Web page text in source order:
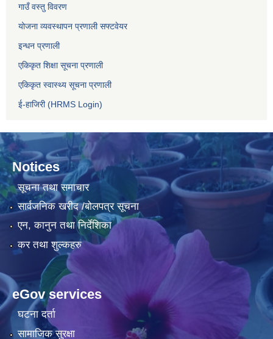
गाउँ वस्तु विवरण
योजना व्यवस्थापन प्रणाली सफ्टवेयर
इन्धन प्रणाली
एकिकृत शिक्षा सूचना प्रणाली
एकिकृत स्वास्थ्य सूचना प्रणाली
ई-हाजिरी (HRMS Login)
Notices
सूचना तथा समाचार
सार्वजनिक खरीद /बोलपत्र सूचना
एन, कानुन तथा निर्देशिका
कर तथा शुल्कहरु
eGov services
घटना दर्ता
सामाजिक सुरक्षा